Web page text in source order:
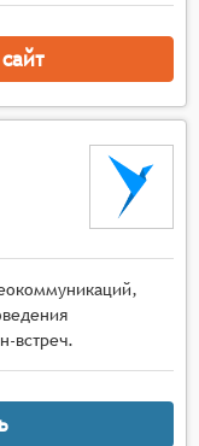
встреч.